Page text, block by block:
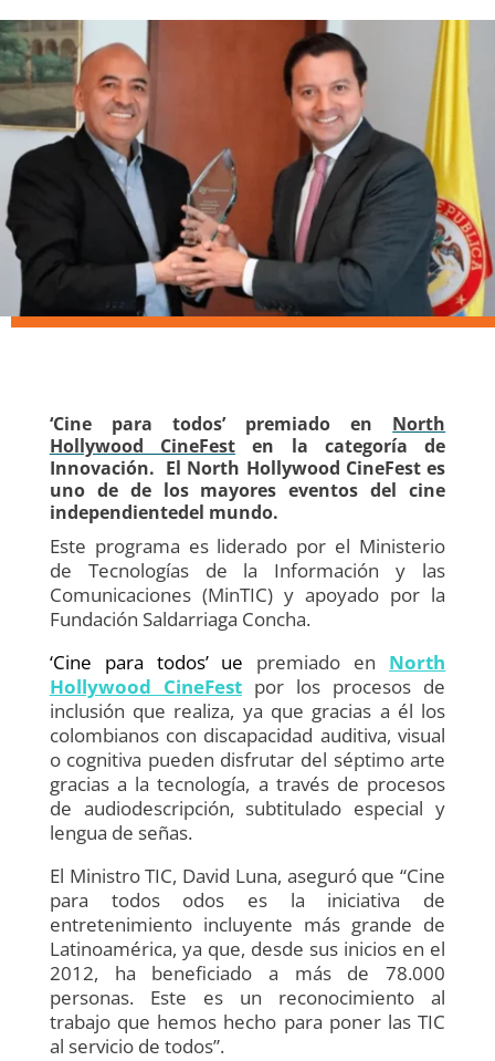
‘Cine para todos’ premiado en North
Hollywood CineFest en la categoría de
Innovación. El North Hollywood CineFest es
uno de de los mayores eventos del cine
independientedel mundo.
Este programa es liderado por el Ministerio
de Tecnologías de la Información y las
Comunicaciones (MinTIC) y apoyado por la
Fundación Saldarriaga Concha.
‘Cine para todos’ ue
premiado en North
Hollywood CineFestpor los procesos de
inclusión que realiza, ya que gracias a él los
colombianos con discapacidad auditiva, visual
o cognitiva pueden disfrutar del séptimo arte
gracias a la tecnología, a través de procesos
de audiodescripción, subtitulado especial y
lengua de señas.
El Ministro TIC, David Luna, aseguró que “Cine
para todos odos es la iniciativa de
entretenimiento incluyente más grande de
Latinoamérica, ya que, desde sus inicios en el
2012, ha beneficiado a más de 78.000
personas. Este es un reconocimiento al
trabajo que hemos hecho para poner las TIC
al servicio de todos”.